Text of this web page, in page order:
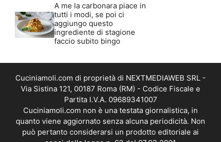
A me la carbonara piace in
tutti i modi, se poi ci
aggiungo questo
ingrediente di stagione
faccio subito bingo
Cuciniamoli.com di proprietà di NEXTMEDIAWEB SRL -
Via Sistina 121, 00187 Roma (RM) - Codice Fiscale e
Partita I.V.A. 09689341007
Cuciniamoli.com non è una testata giornalistica, in
quanto viene aggiornato senza alcuna periodicità. Non
può pertanto considerarsi un prodotto editoriale ai